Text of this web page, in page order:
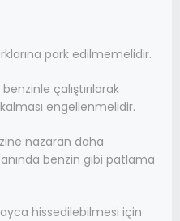
park edilmemelidir.
çalıştırılarak
engellenmelidir.
nazaran daha
benzin gibi patlama
hissedilebilmesi için